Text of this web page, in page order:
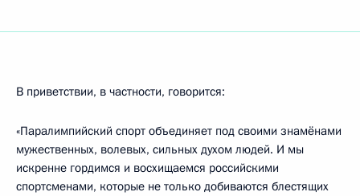
В приветствии, в частности, говорится:
«Паралимпийский спорт объединяет под своими знамёнами
мужественных, волевых, сильных духом людей. И мы
искренне гордимся и восхищаемся российскими
спортсменами, которые не только добиваются блестящих